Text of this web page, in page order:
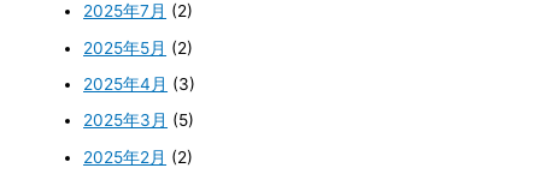
2025年7月 (2)
2025年5月 (2)
2025年4月 (3)
2025年3月 (5)
2025年2月 (2)